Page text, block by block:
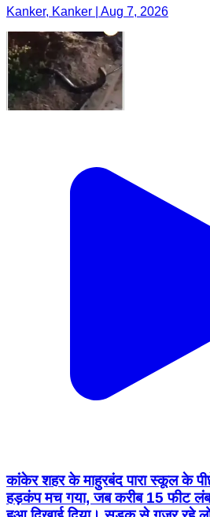
Kanker, Kanker | Aug 7, 2026
कांकेर शहर के माहुरबंद पारा स्कूल के
हड़कंप मच गया, जब करीब 15 फीट